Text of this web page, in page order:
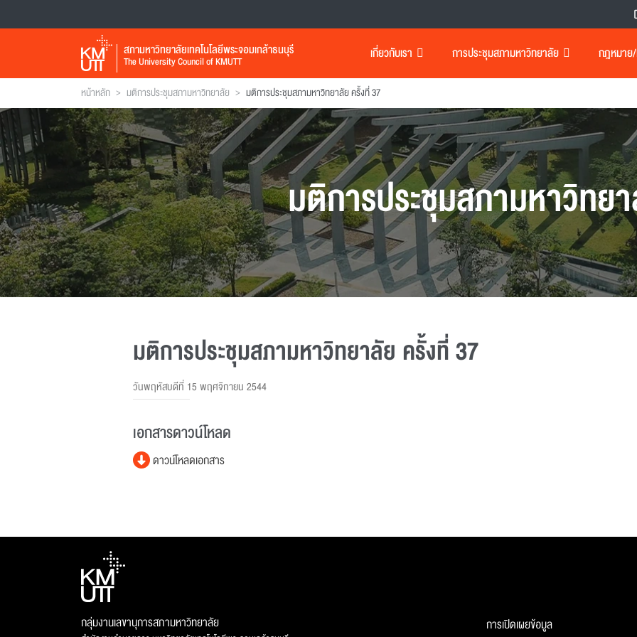
สภามหาวิทยาลัยเทคโนโลยีพระจอมเกล้าธนบุรี
The University Council of KMUTT เกี่ยวกับเรา การประชุมสภามหาวิทยาลัย กฎหมาย/
หน้าหลัก > มติการประชุมสภามหาวิทยาลัย > มติการประชุมสภามหาวิทยาลัย ครั้งที่ 37
มติการประชุมสภามหาวิทย
มติการประชุมสภามหาวิทยาลัย ครั้งที่ 37
วันพฤหัสบดีที่ 15 พฤศจิกายน 2544
เอกสารดาวน์โหลด
ดาวน์โหลดเอกสาร
กลุ่มงานเลขานุการสภามหาวิทยาลัย การเปิดเผยข้อมูล